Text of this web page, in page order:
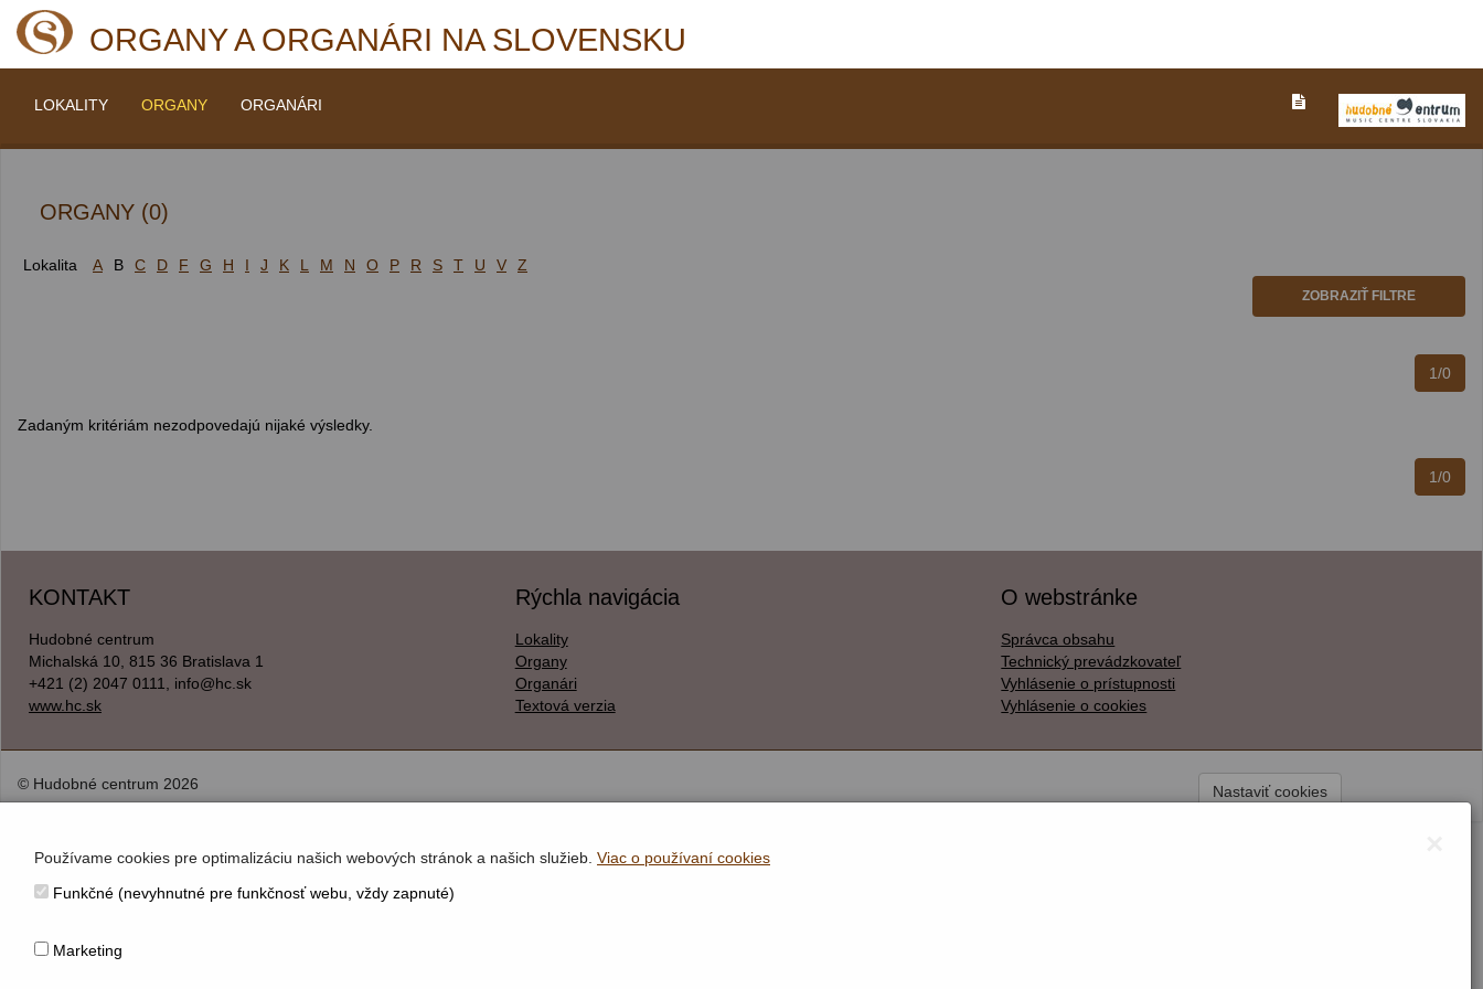
ORGANY A ORGANÁRI NA SLOVENSKU
LOKALITY ORGANY ORGANÁRI
ORGANY (0)
Lokalita A B C D F G H I J K L M N O P R S T U V Z
ZOBRAZIŤ FILTRE
1/0
Zadaným kritériám nezodpovedajú nijaké výsledky.
1/0
KONTAKT
Hudobné centrum
Michalská 10, 815 36 Bratislava 1
+421 (2) 2047 0111, info@hc.sk
www.hc.sk
Rýchla navigácia
Lokality
Organy
Organári
Textová verzia
O webstránke
Správca obsahu
Technický prevádzkovateľ
Vyhlásenie o prístupnosti
Vyhlásenie o cookies
© Hudobné centrum 2026 Nastaviť cookies
Používame cookies pre optimalizáciu našich webových stránok a našich služieb. Viac o používaní cookies
Funkčné (nevyhnutné pre funkčnosť webu, vždy zapnuté)
Marketing